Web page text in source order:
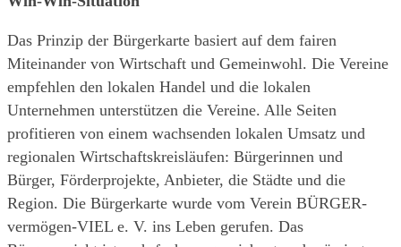
Das Prinzip der Bürgerkarte basiert auf dem fairen
Miteinander von Wirtschaft und Gemeinwohl. Die Vereine
empfehlen den lokalen Handel und die lokalen
Unternehmen unterstützen die Vereine. Alle Seiten
profitieren von einem wachsenden lokalen Umsatz und
regionalen Wirtschaftskreisläufen: Bürgerinnen und
Bürger, Förderprojekte, Anbieter, die Städte und die
Region. Die Bürgerkarte wurde vom Verein BÜRGER-
vermögen-VIEL e. V. ins Leben gerufen. Das